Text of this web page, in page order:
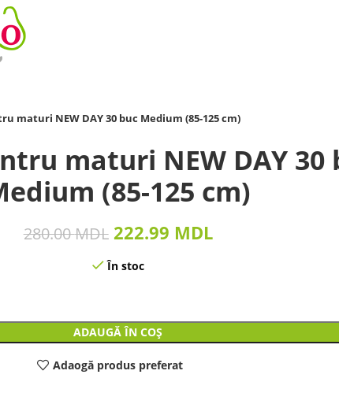
maturi NEW DAY 30 buc Medium (85-125 cm)
maturi NEW DAY 30
(85-125 cm)
280.00MDL 222.99 MDL
În stoc
ADAUGĂ ÎN COȘ
Adaogă produs preferat